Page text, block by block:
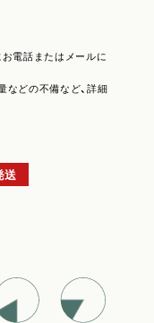
電話またはメールに
などの不備など、詳細
送